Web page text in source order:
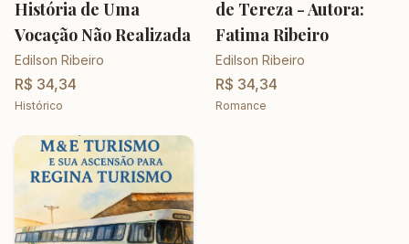
História de Uma
Vocação Não Realizada
Edilson Ribeiro
R$ 34,34
Histórico
de Tereza - Autora:
Fatima Ribeiro
Edilson Ribeiro
R$ 34,34
Romance